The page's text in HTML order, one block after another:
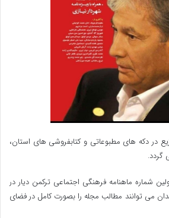
در دکه های مطبوعاتی و کتابفروشی های استان،
گردد.‌
اول اسفند ماه 1400 اولین شماره ماهنامه فرهنگی اجتماعی ترکمن دیار در
می توانند مطالب مجله را بصورت کامل در فضای